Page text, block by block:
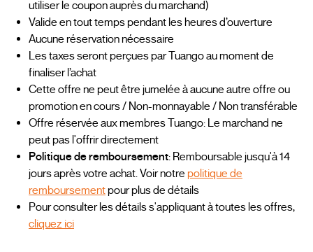
utiliser le coupon auprès du marchand)
Valide en tout temps pendant les heures d’ouverture
Aucune réservation nécessaire
Les taxes seront perçues par Tuango au moment de
finaliser l’achat
Cette offre ne peut être jumelée à aucune autre offre ou
promotion en cours / Non-monnayable / Non transférable
Offre réservée aux membres Tuango: Le marchand ne
peut pas l'offrir directement
Politique de remboursement: Remboursable jusqu'à 14
jours après votre achat. Voir notre politique de
remboursementpour plus de détails
Pour consulter les détails s'appliquant à toutes les offres,
cliquez ici